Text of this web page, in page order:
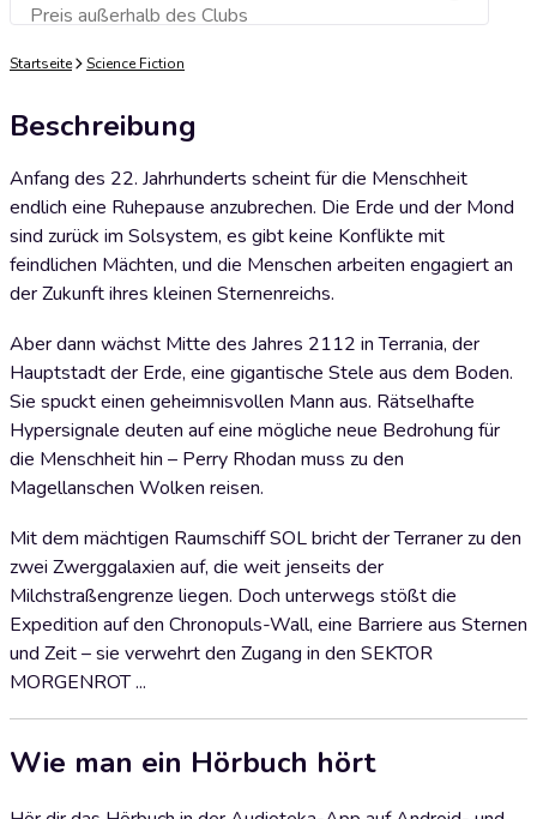
Preis außerhalb des ClubsZum Warenkorb hinzufügen
Startseite Science Fiction
Beschreibung
Anfang des 22. Jahrhunderts scheint für die Menschheit
endlich eine Ruhepause anzubrechen. Die Erde und der Mond
sind ­zurück im Solsystem, es gibt keine Konflikte mit
feindlichen Mächten, und die Menschen arbeiten engagiert an
der Zukunft ihres kleinen Sternenreichs.
Aber dann wächst Mitte des Jahres 2112 in Terrania, der
Hauptstadt der Erde, eine gigantische Stele aus dem Boden.
Sie spuckt einen geheimnisvollen Mann aus. Rätselhafte
Hypersignale deuten auf eine mögliche neue Bedrohung für
die Menschheit hin – Perry Rhodan muss zu den
Magellanschen Wolken reisen.
Mit dem mächtigen Raumschiff SOL bricht der Terraner zu den
zwei Zwerggalaxien auf, die weit jenseits der
Milchstraßengrenze liegen. Doch unterwegs stößt die
Expedition auf den Chronopuls-Wall, eine Barriere aus Sternen
und Zeit – sie ­verwehrt den Zugang in den SEKTOR
MORGENROT ...
Wie man ein Hörbuch hört